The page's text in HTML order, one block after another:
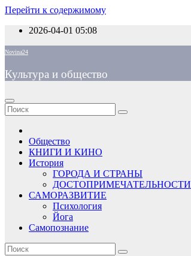
Перейти к содержимому
2026-04-01 05:08
Novina24
Культура и общество
Общество
КНИГИ И КИНО
История
ГОРОДА И СТРАНЫ
ДОСТОПРИМЕЧАТЕЛЬНОСТИ
САМОРАЗВИТИЕ
Психология
Йога
Самопознание